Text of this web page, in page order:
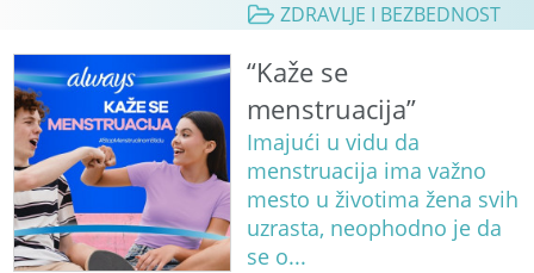
ZDRAVLJE I BEZBEDNOST
“Kaže se
menstruacija”
Imajući u vidu da
menstruacija ima važno
mesto u životima žena svih
uzrasta, neophodno je da
se o...